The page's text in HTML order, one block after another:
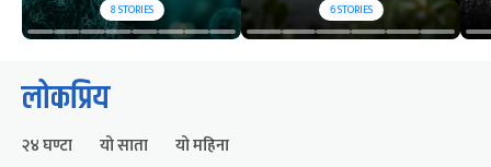
8STORIES 6STORIES
लोकप्रिय
२४ घण्टा यो साता यो महिना